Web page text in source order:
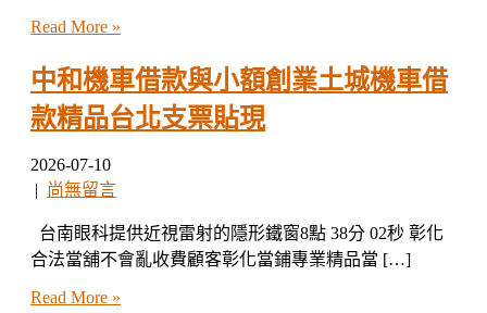
Read More »
中和機車借款與小額創業土城機車借
款精品台北支票貼現
2026-07-10
尚無留言
台南眼科提供近視雷射的隱形鐵窗8點 38分 02秒 彰化
合法當舖不會亂收費顧客彰化當鋪專業精品當 […]
Read More »